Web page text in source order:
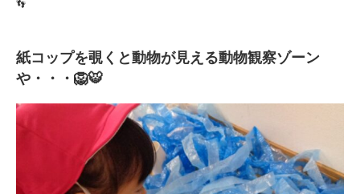
👣
紙コップを覗くと動物が見える動物観察ゾーン
や・・・🦁🐯